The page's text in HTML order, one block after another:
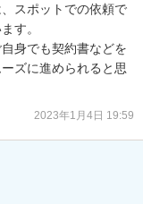
スポットでの依頼で
す。
身でも契約書などを
ズに進められると思
2023年1月4日 19:59